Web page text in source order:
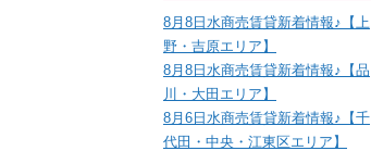
8月8日水商売賃貸新着情報♪【上
野・吉原エリア】
8月8日水商売賃貸新着情報♪【品
川・大田エリア】
8月6日水商売賃貸新着情報♪【千
代田・中央・江東区エリア】